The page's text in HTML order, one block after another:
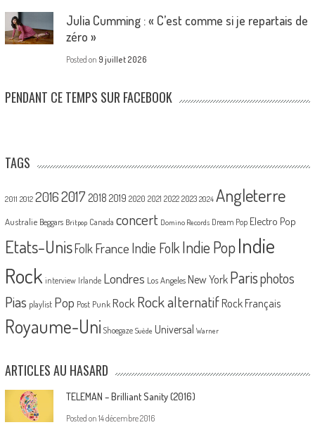
Julia Cumming : « C’est comme si je repartais de
zéro »
Posted on 9 juillet 2026
PENDANT CE TEMPS SUR FACEBOOK
TAGS
2011 2012 20162017 2018 2019 2020 2021 2022 2023 2024 Angleterre
Australie Beggars Britpop Canada concert Domino Records Dream Pop Electro Pop
Etats-UnisFolk France Indie FolkIndie PopIndie
Rock interview Irlande Londres Los Angeles New York Parisphotos
Pias playlist Pop Post Punk Rock Rock alternatif Rock Français
Royaume-Uni Shoegaze Suède Universal Warner
ARTICLES AU HASARD
TELEMAN – Brilliant Sanity (2016)
Posted on 14 décembre 2016